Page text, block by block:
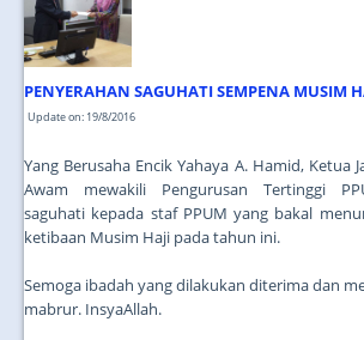
PENYERAHAN SAGUHATI SEMPENA MUSIM
Update on: 19/8/2016
Yang Berusaha Encik Yahaya A. Hamid, Ketua
Awam mewakili Pengurusan Tertinggi
saguhati kepada staf PPUM yang bakal
ketibaan Musim Haji pada tahun ini.
Semoga ibadah yang dilakukan diterima dan
mabrur. InsyaAllah.